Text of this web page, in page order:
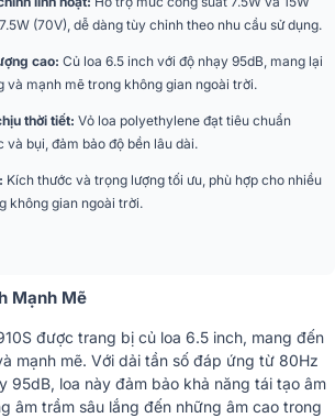
CÔNG TY TNHH CK AUDIO
(70V), dễ dàng tùy chỉnh theo nhu cầu sử dụng.
cao: Củ loa 6.5 inch với độ nhạy 95dB, mang lại
và mạnh mẽ trong không gian ngoài trời.
thời tiết: Vỏ loa polyethylene đạt tiêu chuẩn
và bụi, đảm bảo độ bền lâu dài.
Kích thước và trọng lượng tối ưu, phù hợp cho nhiều
không gian ngoài trời.
Mạnh Mẽ
được trang bị củ loa 6.5 inch, mang đến
mạnh mẽ. Với dải tần số đáp ứng từ 80Hz
95dB, loa này đảm bảo khả năng tái tạo âm
âm trầm sâu lắng đến những âm cao trong